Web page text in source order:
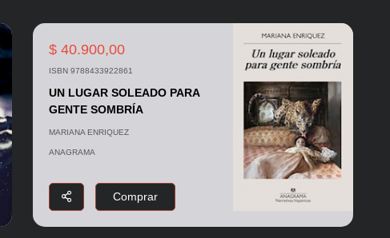
$ 40.900,00
ISBN 9788433922861
UN LUGAR SOLEADO PARA
GENTE SOMBRÍA
MARIANA ENRIQUEZ
ANAGRAMA
Comprar